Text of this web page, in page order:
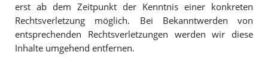
erst ab dem Zeitpunkt der Kenntnis einer konkreten
Rechtsverletzung möglich. Bei Bekanntwerden von
entsprechenden Rechtsverletzungen werden wir diese
Inhalte umgehend entfernen.